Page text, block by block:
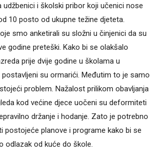
udžbenici i školski pribor koji učenici nose
10 posto od ukupne težine djeteta.
smo anketirali su složni u činjenici da su
godine preteški. Kako bi se olakšalo
prije dvije godine u školama u
postavljeni su ormarići. Međutim to je samo
problem. Nažalost prilikom obavljanja
kod većine djece uočeni su deformiteti
držanje i hodanje. Zato je potrebno
postojeće planove i programe kako bi se
odlazak od kuće do škole.